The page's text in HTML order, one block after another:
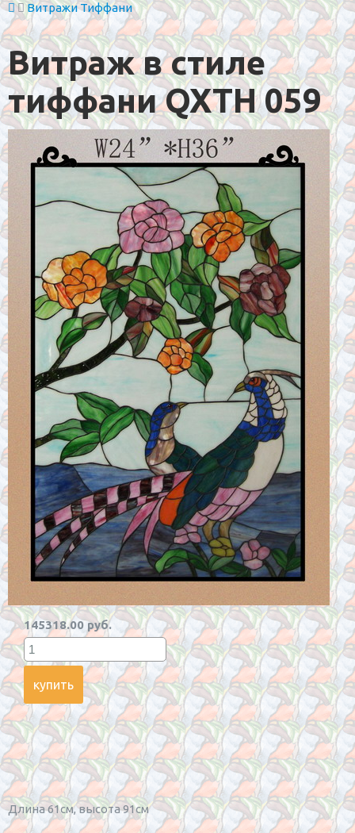
Витражи Тиффани
Витраж в стиле
тиффани QXTH 059
145318.00 руб.
Длина 61см, высота 91см